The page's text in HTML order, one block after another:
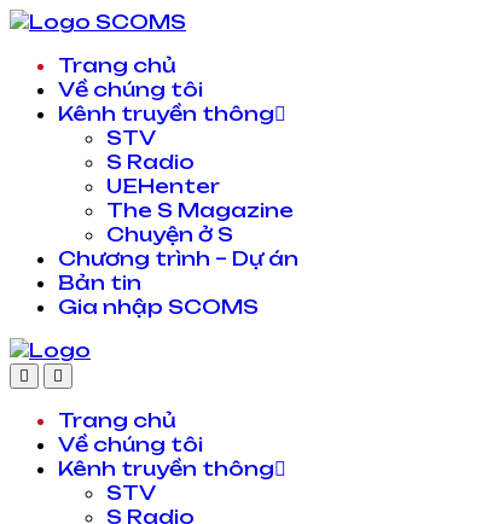
Trang chủ
Về chúng tôi
Kênh truyền thông
STV
S Radio
UEHenter
The S Magazine
Chuyện ở S
Chương trình – Dự án
Bản tin
Gia nhập SCOMS
Trang chủ
Về chúng tôi
Kênh truyền thông
STV
S Radio